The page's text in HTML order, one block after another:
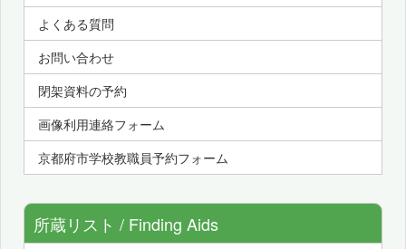
よくある質問
お問い合わせ
閉架資料の予約
画像利用連絡フォーム
京都府市学校教職員予約フォーム
所蔵リスト / Finding Aids